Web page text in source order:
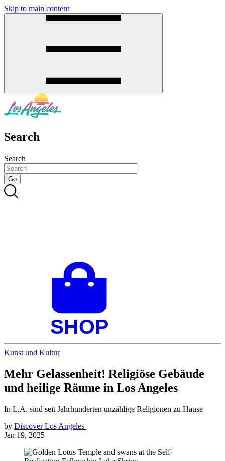
Skip to main content
Search
Search
Kunst und Kultur
Mehr Gelassenheit! Religiöse Gebäude
und heilige Räume in Los Angeles
In L.A. sind seit Jahrhunderten unzählige Religionen zu Hause
by Discover Los Angeles
Jan 19, 2025